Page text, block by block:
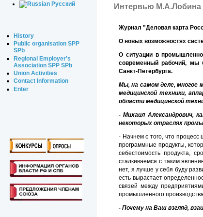
Русский
History
Public organisation SPP
SPb
Regional Employer's
Association SPP SPb
Union Activities
Contact Information
Enter
Интервью М.А.Лобина
Журнал "Деловая карта
О новых возможностях
О ситуации в
современный рабочий, мы
Санкт-Петербурга.
Мы, на самом деле, многое
медицинской техники,
области медицинской
- Михаил Александрович,
некоторых отраслях
- Начнем с того, что процесс
программные продукты,
себестоимость продукта,
сталкиваемся с таким
нет, я лучше у себя буду
есть вырастает
связей между
промышленного
- Почему на Ваш взгляд,